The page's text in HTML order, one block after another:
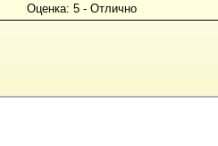
Оценка: 5 - Отлично